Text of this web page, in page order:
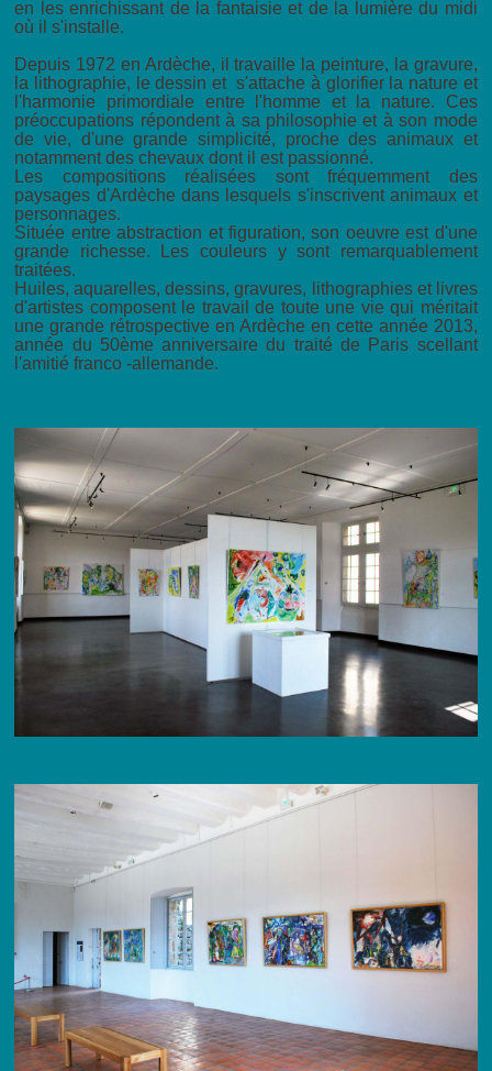
en les enrichissant de la fantaisie et de la lumière du midi
où il s'installe.
Depuis 1972 en Ardèche, il travaille la peinture, la gravure,
la lithographie, le dessin et s'attache à glorifier la nature et
l'harmonie primordiale entre l'homme et la nature. Ces
préoccupations répondent à sa philosophie et à son mode
de vie, d'une grande simplicité, proche des animaux et
notamment des chevaux dont il est passionné.
Les compositions réalisées sont fréquemment des
paysages d'Ardèche dans lesquels s'inscrivent animaux et
personnages.
Située entre abstraction et figuration, son oeuvre est d'une
grande richesse. Les couleurs y sont remarquablement
traitées.
Huiles, aquarelles, dessins, gravures, lithographies et livres
d'artistes composent le travail de toute une vie qui méritait
une grande rétrospective en Ardèche en cette année 2013,
année du 50ème anniversaire du traité de Paris scellant
l'amitié franco -allemande.